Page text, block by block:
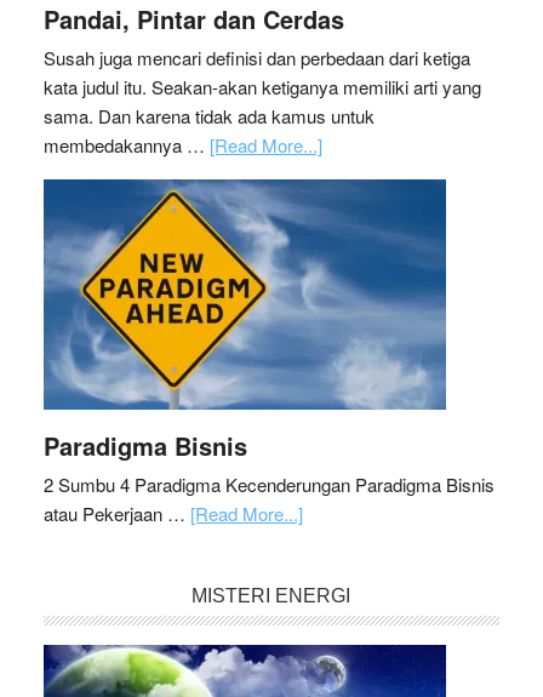
Pandai, Pintar dan Cerdas
Susah juga mencari definisi dan perbedaan dari ketiga
kata judul itu. Seakan-akan ketiganya memiliki arti yang
sama. Dan karena tidak ada kamus untuk
membedakannya … [Read More...]
Paradigma Bisnis
2 Sumbu 4 Paradigma Kecenderungan Paradigma Bisnis
atau Pekerjaan … [Read More...]
MISTERI ENERGI